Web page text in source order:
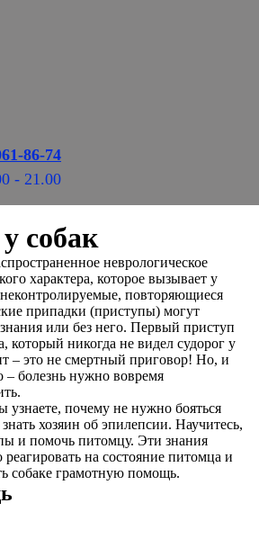
86-74
- 21.00
собак
неврологическое
характера, которое вызывает у
повторяющиеся
припадки (приступы) могут
или без него. Первый приступ
который никогда не видел судорог у
– это не смертный приговор! Но, и
– болезнь нужно вовремя
узнаете, почему не нужно бояться
хозяин об эпилепсии. Научитесь,
и помочь питомцу. Эти знания
на состояние питомца и
собаке грамотную помощь.